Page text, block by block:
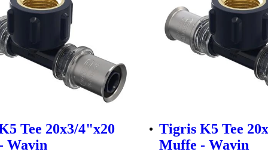
Tee 20x3/4"x20
Wavin
Tigris K5 Tee
Muffe - Wavin